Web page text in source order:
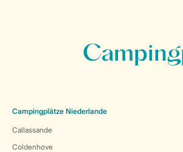
Campingplätze Niederlande
Callassande
Coldenhove